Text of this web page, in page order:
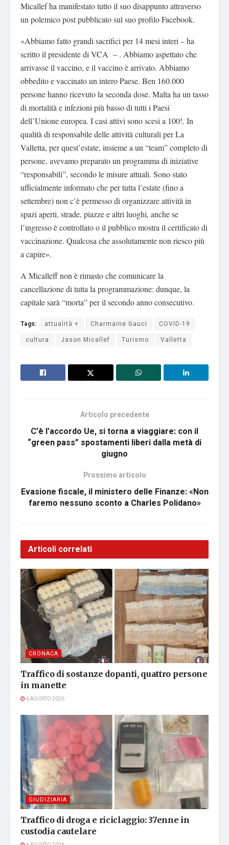
Micallef ha manifestato tutto il suo disappunto attraverso
un polemico post pubblicato sul suo profilo Facebook.
«Abbiamo fatto grandi sacrifici per 14 mesi interi – ha
scritto il presidente di VCA – . Abbiamo aspettato che
arrivasse il vaccino, e il vaccino è arrivato. Abbiamo
obbedito e vaccinato un intero Paese. Ben 160.000
persone hanno ricevuto la seconda dose. Malta ha un tasso
di mortalità e infezioni più basso di tutti i Paesi
dell’Unione europea. I casi attivi sono scesi a 100!. In
qualità di responsabile delle attività culturali per La
Valletta, per quest’estate, insieme a un “team” completo di
persone, avevamo preparato un programma di iniziative
“responsabili”, secondo le misure attuali. Sono stato
ufficialmente informato che per tutta l’estate (fino a
settembre) non c’è permesso di organizzare attività in
spazi aperti, strade, piazze e altri luoghi, anche se
l’ingresso è controllato o il pubblico mostra il certificato di
vaccinazione. Qualcosa che assolutamente non riesco più
a capire».
A Micalleff non è rimasto che comunicare la
cancellazione di tutta la programmazione: dunque, la
capitale sarà “morta” per il secondo anno consecutivo.
Tags: attualità + Charmaine Gauci
COVID-19
cultura
Jason Micallef Turismo Valletta
Articolo precedente
C’è l’accordo Ue, si torna a viaggiare: con il
“green pass” spostamenti liberi dalla metà di
giugno
Prossimo articolo
Evasione fiscale, il ministero delle Finanze: «Non
faremo nessuno sconto a Charles Polidano»
Articoli correlati
CRONACA
Traffico di sostanze dopanti, quattro persone
in manette
6 AGOSTO 2026
GIUDIZIARIA
Traffico di droga e riciclaggio: 37enne in
custodia cautelare